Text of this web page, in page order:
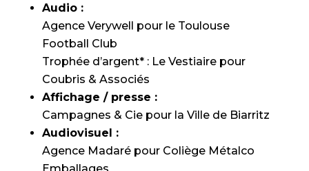
Audio :
Agence Verywell pour le Toulouse
Football Club
Trophée d’argent* : Le Vestiaire pour
Coubris & Associés
Affichage / presse :
Campagnes & Cie pour la Ville de Biarritz
Audiovisuel :
Agence Madaré pour Coliège Métalco
Emballages